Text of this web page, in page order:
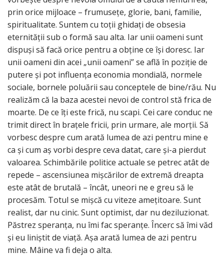
prin orice mijloace – frumusețe, glorie, bani, familie,
spiritualitate. Suntem cu toții ghidați de obsesia
eternității sub o formă sau alta. Iar unii oameni sunt
dispuși să facă orice pentru a obține ce își doresc. Iar
unii oameni din acei „unii oameni” se află în poziție de
putere și pot influența economia mondială, normele
sociale, bornele poluării sau conceptele de bine/rău. Nu
realizăm că la baza acestei nevoi de control stă frica de
moarte. De ce îți este frică, nu scapi. Cei care conduc ne
trimit direct în brațele fricii, prin urmare, ale morții. Să
vorbesc despre cum arată lumea de azi pentru mine e
ca și cum aș vorbi despre ceva datat, care și-a pierdut
valoarea. Schimbările politice actuale se petrec atât de
repede – ascensiunea mișcărilor de extremă dreapta
este atât de brutală – încât, uneori ne e greu să le
procesăm. Totul se mișcă cu viteze amețitoare. Sunt
realist, dar nu cinic. Sunt optimist, dar nu deziluzionat.
Păstrez speranța, nu îmi fac speranțe. Încerc să îmi văd
și eu liniștit de viață. Așa arată lumea de azi pentru
mine. Mâine va fi deja o alta.